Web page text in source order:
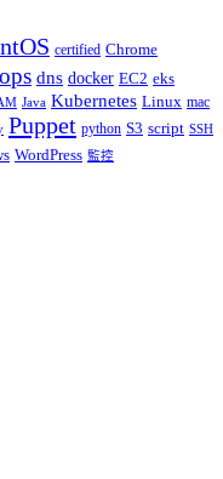
certified Chrome
dns docker EC2 eks
Java Kubernetes Linux mac
Puppet python S3 script SSH
WordPress 監控